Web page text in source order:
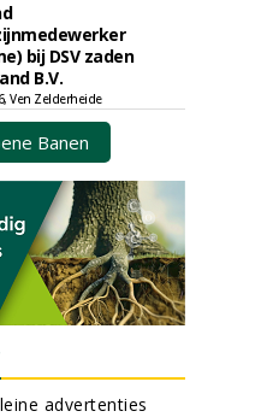
bij DSV zaden
B.V.
Ven Zelderheide
Banen
advertenties